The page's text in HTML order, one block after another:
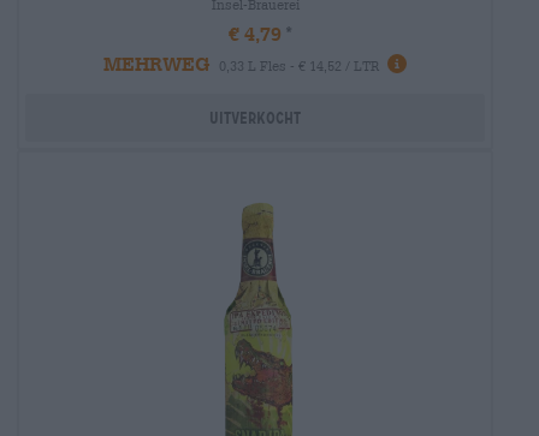
Insel-Brauerei
€ 4,79
MEHRWEG
0,33 L Fles - € 14,52 / LTR
Uitverkocht